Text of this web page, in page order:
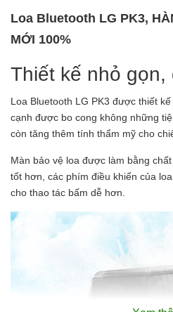
Loa Bluetooth LG PK3,
MỚI 100%
Thiết kế nhỏ gọn,
Loa Bluetooth LG PK3 được thiết
cạnh được bo cong không những
còn tăng thêm tính thẩm mỹ cho
Màn bảo vệ loa được làm bằng
tốt hơn, các phím điều khiển của
cho thao tác bấm dễ hơn.